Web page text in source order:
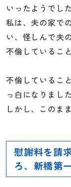
いったようでした
私は、夫の家で
い、怪しんで夫
不倫しているこ
不倫しているこ
っ白になりました
しかし、このま
慰謝料を請
ろ、新橋第